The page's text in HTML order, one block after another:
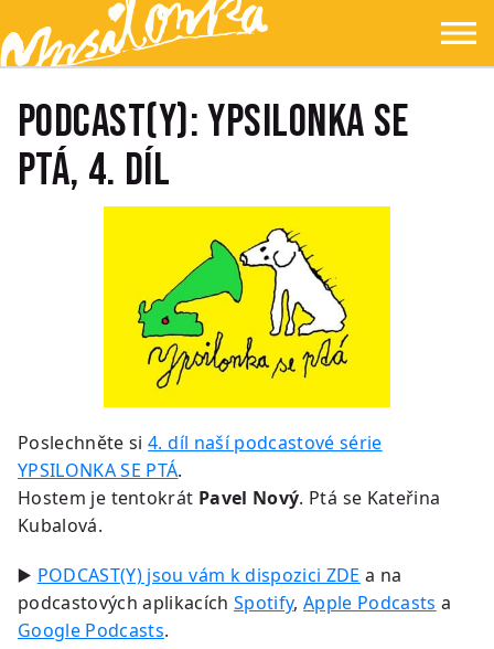
Přejít na hlavní obsah
Přejít na navigaci
Přejít na hledání
Ypsilonka ☰
PODCAST(Y): YPSILONKA SE
PTÁ, 4. díl
Poslechněte si4. díl naší podcastové série
YPSILONKA SE PTÁ.
Hostem je tentokrát Pavel Nový. Ptá se Kateřina
Kubalová.
▶️ PODCAST(Y) jsou vám k dispozici ZDE a na
podcastových aplikacíchSpotify,Apple Podcasts a
Google Podcasts.